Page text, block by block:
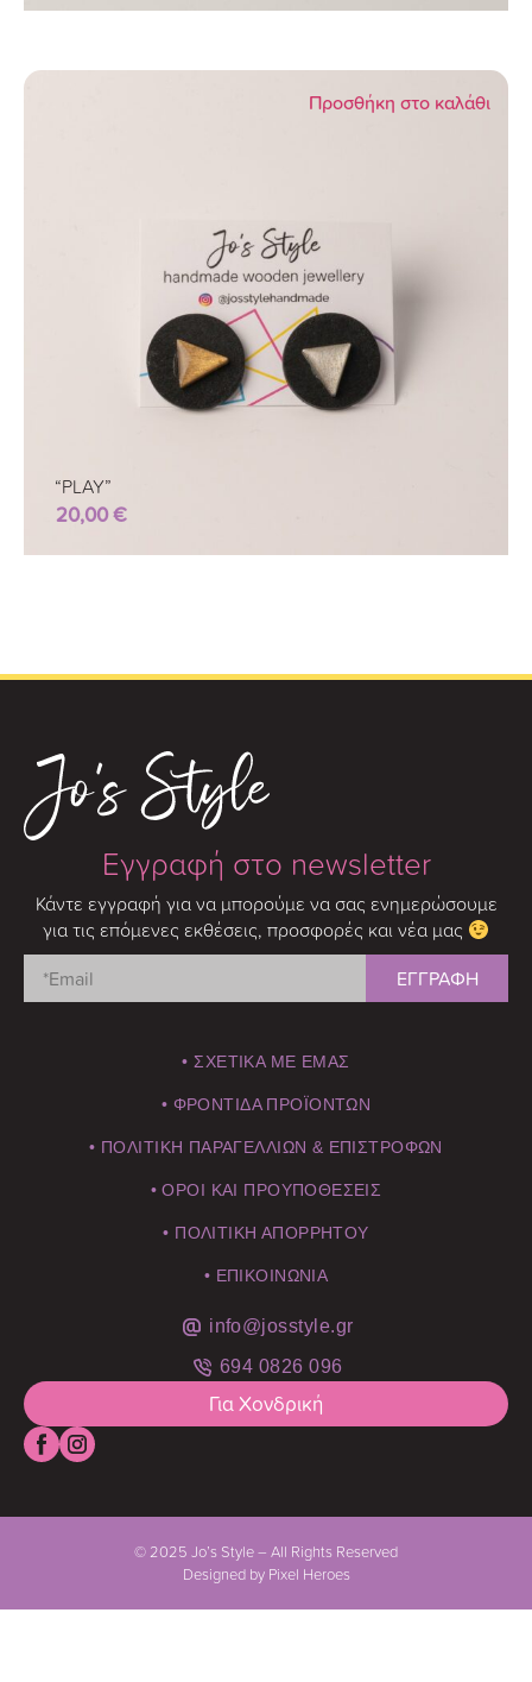
Προσθήκη στο καλάθι
“PLAY”
20,00€
Εγγραφή στο newsletter
Κάντε εγγραφή για να μπορούμε να σας ενημερώσουμε
για τις επόμενες εκθέσεις, προσφορές και νέα μας
• ΣΧΕΤΙΚΑ ΜΕ ΕΜΑΣ
• ΦΡΟΝΤΙΔΑ ΠΡΟΪΟΝΤΩΝ
• ΠΟΛΙΤΙΚΗ ΠΑΡΑΓΕΛΛΙΩΝ & ΕΠΙΣΤΡΟΦΩΝ
• ΟΡΟΙ ΚΑΙ ΠΡΟΥΠΟΘΕΣΕΙΣ
• ΠΟΛΙΤΙΚΗ ΑΠΟΡΡΗΤΟΥ
• ΕΠΙΚΟΙΝΩΝΙΑ
info@josstyle.gr
694 0826 096
Για Χονδρική
© 2025 Jo’s Style – All Rights Reserved
Designed by Pixel Heroes